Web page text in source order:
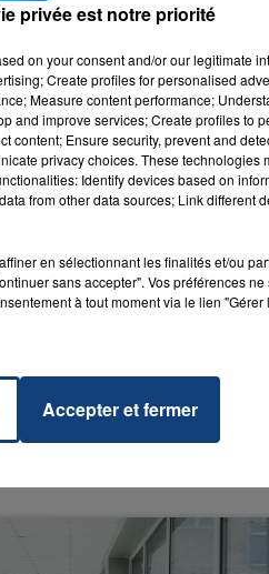
pendant deux jours. Les
la ligne 03 Calais-
privée est notre priorité
on your consent and/or our legitimate
Create profiles for personalised
Measure content performance;
and improve services; Create profiles to
content; Ensure security, prevent and
privacy choices. These technologies
Identify devices based on
from other data sources; Link different
en sélectionnant les finalités et/ou
sans accepter". Vos préférences
à tout moment via le lien
Accepter et fermer